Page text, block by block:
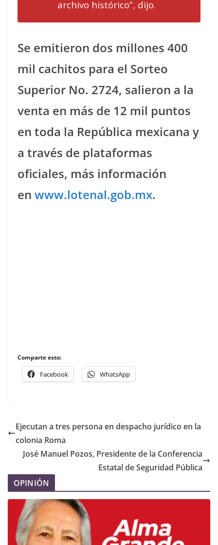
archivo histórico”, dijo.
Se emitieron dos millones 400
mil cachitos para el Sorteo
Superior No. 2724, salieron a la
venta en más de 12 mil puntos
en toda la República mexicana y
a través de plataformas
oficiales, más información
en www.lotenal.gob.mx.
Comparte esto:
Facebook WhatsApp
Ejecutan a tres persona en despacho jurídico en la
colonia Roma
José Manuel Pozos, Presidente de la Conferencia
Estatal de Seguridad Pública
OPINIÓN